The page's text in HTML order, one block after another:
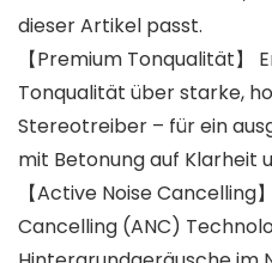
dieser Artikel passt.
【Premium Tonqualität】
Tonqualität über starke,
Stereotreiber – für ein
mit Betonung auf Klarheit
【Active Noise Cancelling
Cancelling (ANC)